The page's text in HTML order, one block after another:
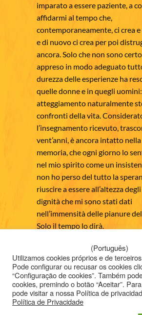
imparato a essere paziente, a
affidarmi al tempo che,
contemporaneamente, ci crea
e di nuovo ci crea per poi
ancora. Solo che non sono
appreso in modo adeguato
durezza delle esperienze ha
quelle donne e in quegli
atteggiamento naturalmente
confronti della vita.
l’insegnamento ricevuto,
vent’anni, è ancora intatto
memoria, che ogni giorno lo
nel mio spirito come un
non ho perso del tutto la
riuscire a essere all’altezza
dignità che mi sono stati dati
nell’immensità delle pianure
Solo il tempo lo dirà.
(Português)
Utilizamos cookies próprios e de
Pode configurar ou recusar os cookies
“Configuração de cookies”. Também
cookies, premindo o botão “Aceitar”.
pode visitar a nossa Política de
Política de Privacidade